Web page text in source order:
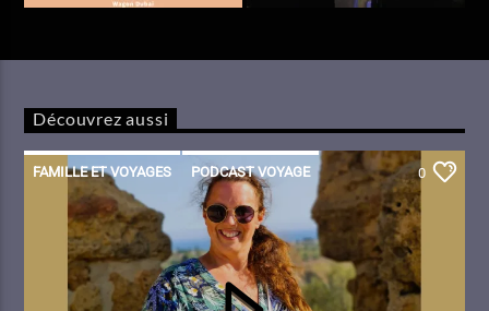
Découvrez aussi
FAMILLE ET VOYAGES PODCAST VOYAGE
SICILE
0